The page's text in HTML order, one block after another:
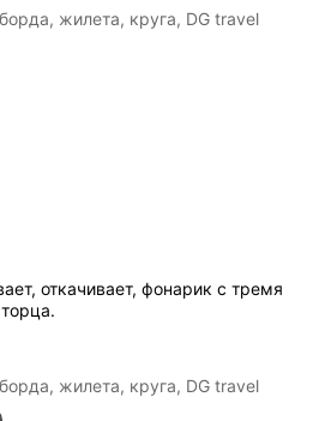
жилета, круга, DG travel
откачивает, фонарик с тремя
жилета, круга, DG travel